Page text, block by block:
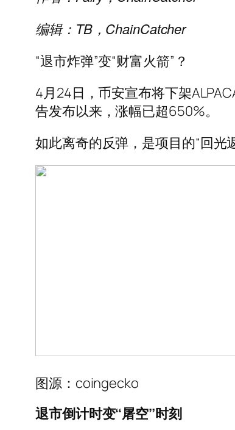
编辑：TB，ChainCatcher
“退市炸弹”变“财富火箭”？
4月24日，币安宣布将下架
告发布以来，涨幅已超650%。
如此离奇的反弹，是项目的“回
图源：coingecko
退市倒计时变“屠空”时刻